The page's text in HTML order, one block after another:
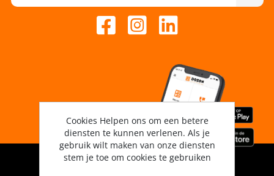
Cookies Helpen ons om een betere
diensten te kunnen verlenen. Als je
gebruik wilt maken van onze diensten
stem je toe om cookies te gebruiken